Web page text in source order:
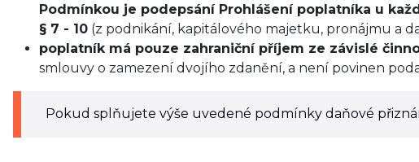
Podmínkou je podepsání Prohlášení poplatníka u
§ 7 - 10 (z podnikání, kapitálového majetku, pronájmu a
poplatník má pouze zahraniční příjem ze závislé
smlouvy o zamezení dvojího zdanění, a není povinen
Pokud splňujete výše uvedené podmínky daňové